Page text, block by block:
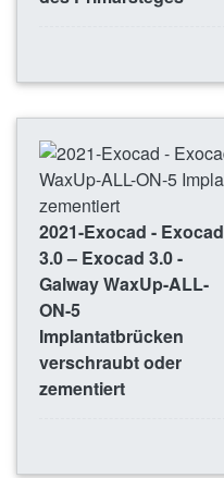
2021-Exocad - Exocad
3.0 – Exocad 3.0 -
Galway WaxUp-ALL-
ON-5
Implantatbrücken
verschraubt oder
zementiert